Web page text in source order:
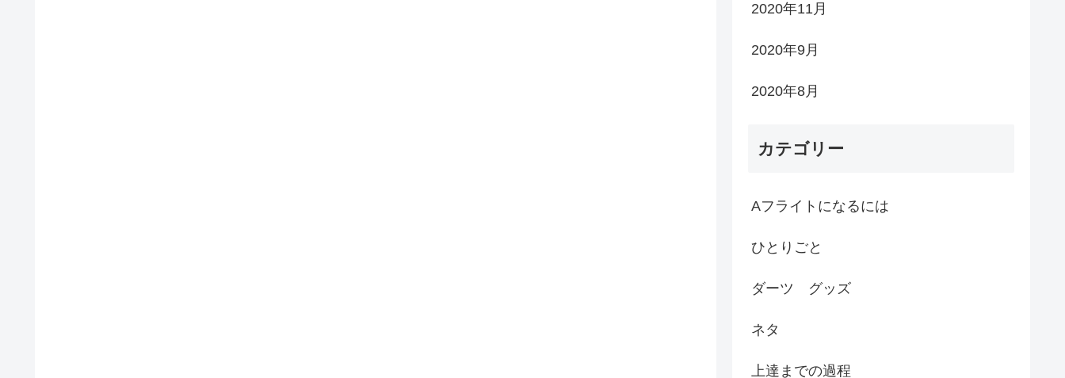
2020年11月
2020年9月
2020年8月
カテゴリー
Aフライトになるには
ひとりごと
ダーツ グッズ
ネタ
上達までの過程